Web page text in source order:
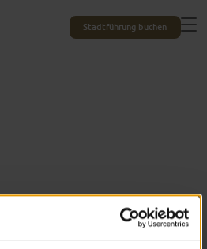
Stadtführung buchen